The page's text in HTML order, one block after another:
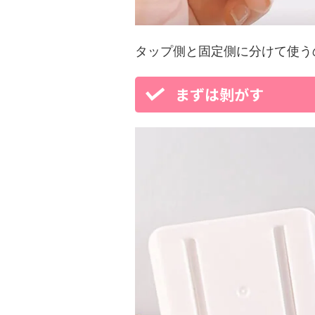
タップ側と固定側に分けて使
まずは剝がす